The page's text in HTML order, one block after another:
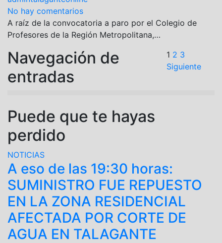
No hay comentarios
A raíz de la convocatoria a paro por el Colegio de
Profesores de la Región Metropolitana,…
Navegación de
entradas
1 2 3
Siguiente
Puede que te hayas
perdido
NOTICIAS
A eso de las 19:30 horas:
SUMINISTRO FUE REPUESTO
EN LA ZONA RESIDENCIAL
AFECTADA POR CORTE DE
AGUA EN TALAGANTE